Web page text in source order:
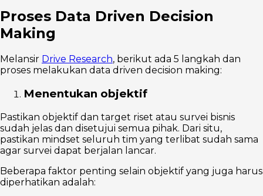
Proses Data Driven Decision
Making
Melansir Drive Research, berikut ada 5 langkah dan
proses melakukan data driven decision making:
Menentukan objektif
Pastikan objektif dan target riset atau survei bisnis
sudah jelas dan disetujui semua pihak. Dari situ,
pastikan mindset seluruh tim yang terlibat sudah sama
agar survei dapat berjalan lancar.
Beberapa faktor penting selain objektif yang juga harus
diperhatikan adalah: